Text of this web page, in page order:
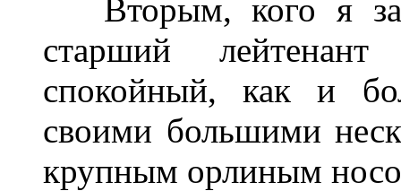
Вторым, кого я
старший
спокойный, как и
своими большими
крупным орлиным